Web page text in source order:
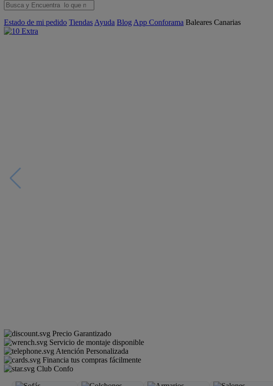
Estado de mi pedido Tiendas Ayuda Blog App Conforama Baleares Canarias
Precio Garantizado
Servicio de montaje disponible
Atención Personalizada
Financia tus compras fácilmente
Club Confo